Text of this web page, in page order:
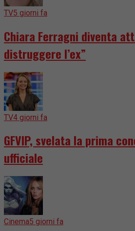
TV5 giorni fa
Chiara Ferragni diventa
distruggere l’ex”
TV4 giorni fa
GFVIP, svelata la prima
ufficiale
Cinema5 giorni fa